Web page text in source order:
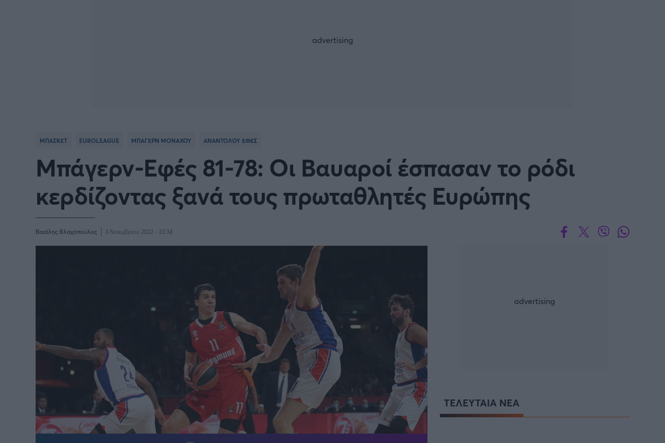
ΜΠΑΣΚΕΤ EUROLEAGUE ΜΠΑΓΕΡΝ ΜΟΝΑΧΟΥ ΑΝΑΝΤΟΛΟΥ ΕΦΕΣ
Μπάγερν-Εφές 81-78: Οι Βαυαροί έσπασαν το ρόδι
κερδίζοντας ξανά τους πρωταθλητές Ευρώπης
Βασίλης Βλαχόπουλος 3 Νοεμβρίου 2022 - 23:34
ΤΕΛΕΥΤΑΙΑ ΝΕΑ